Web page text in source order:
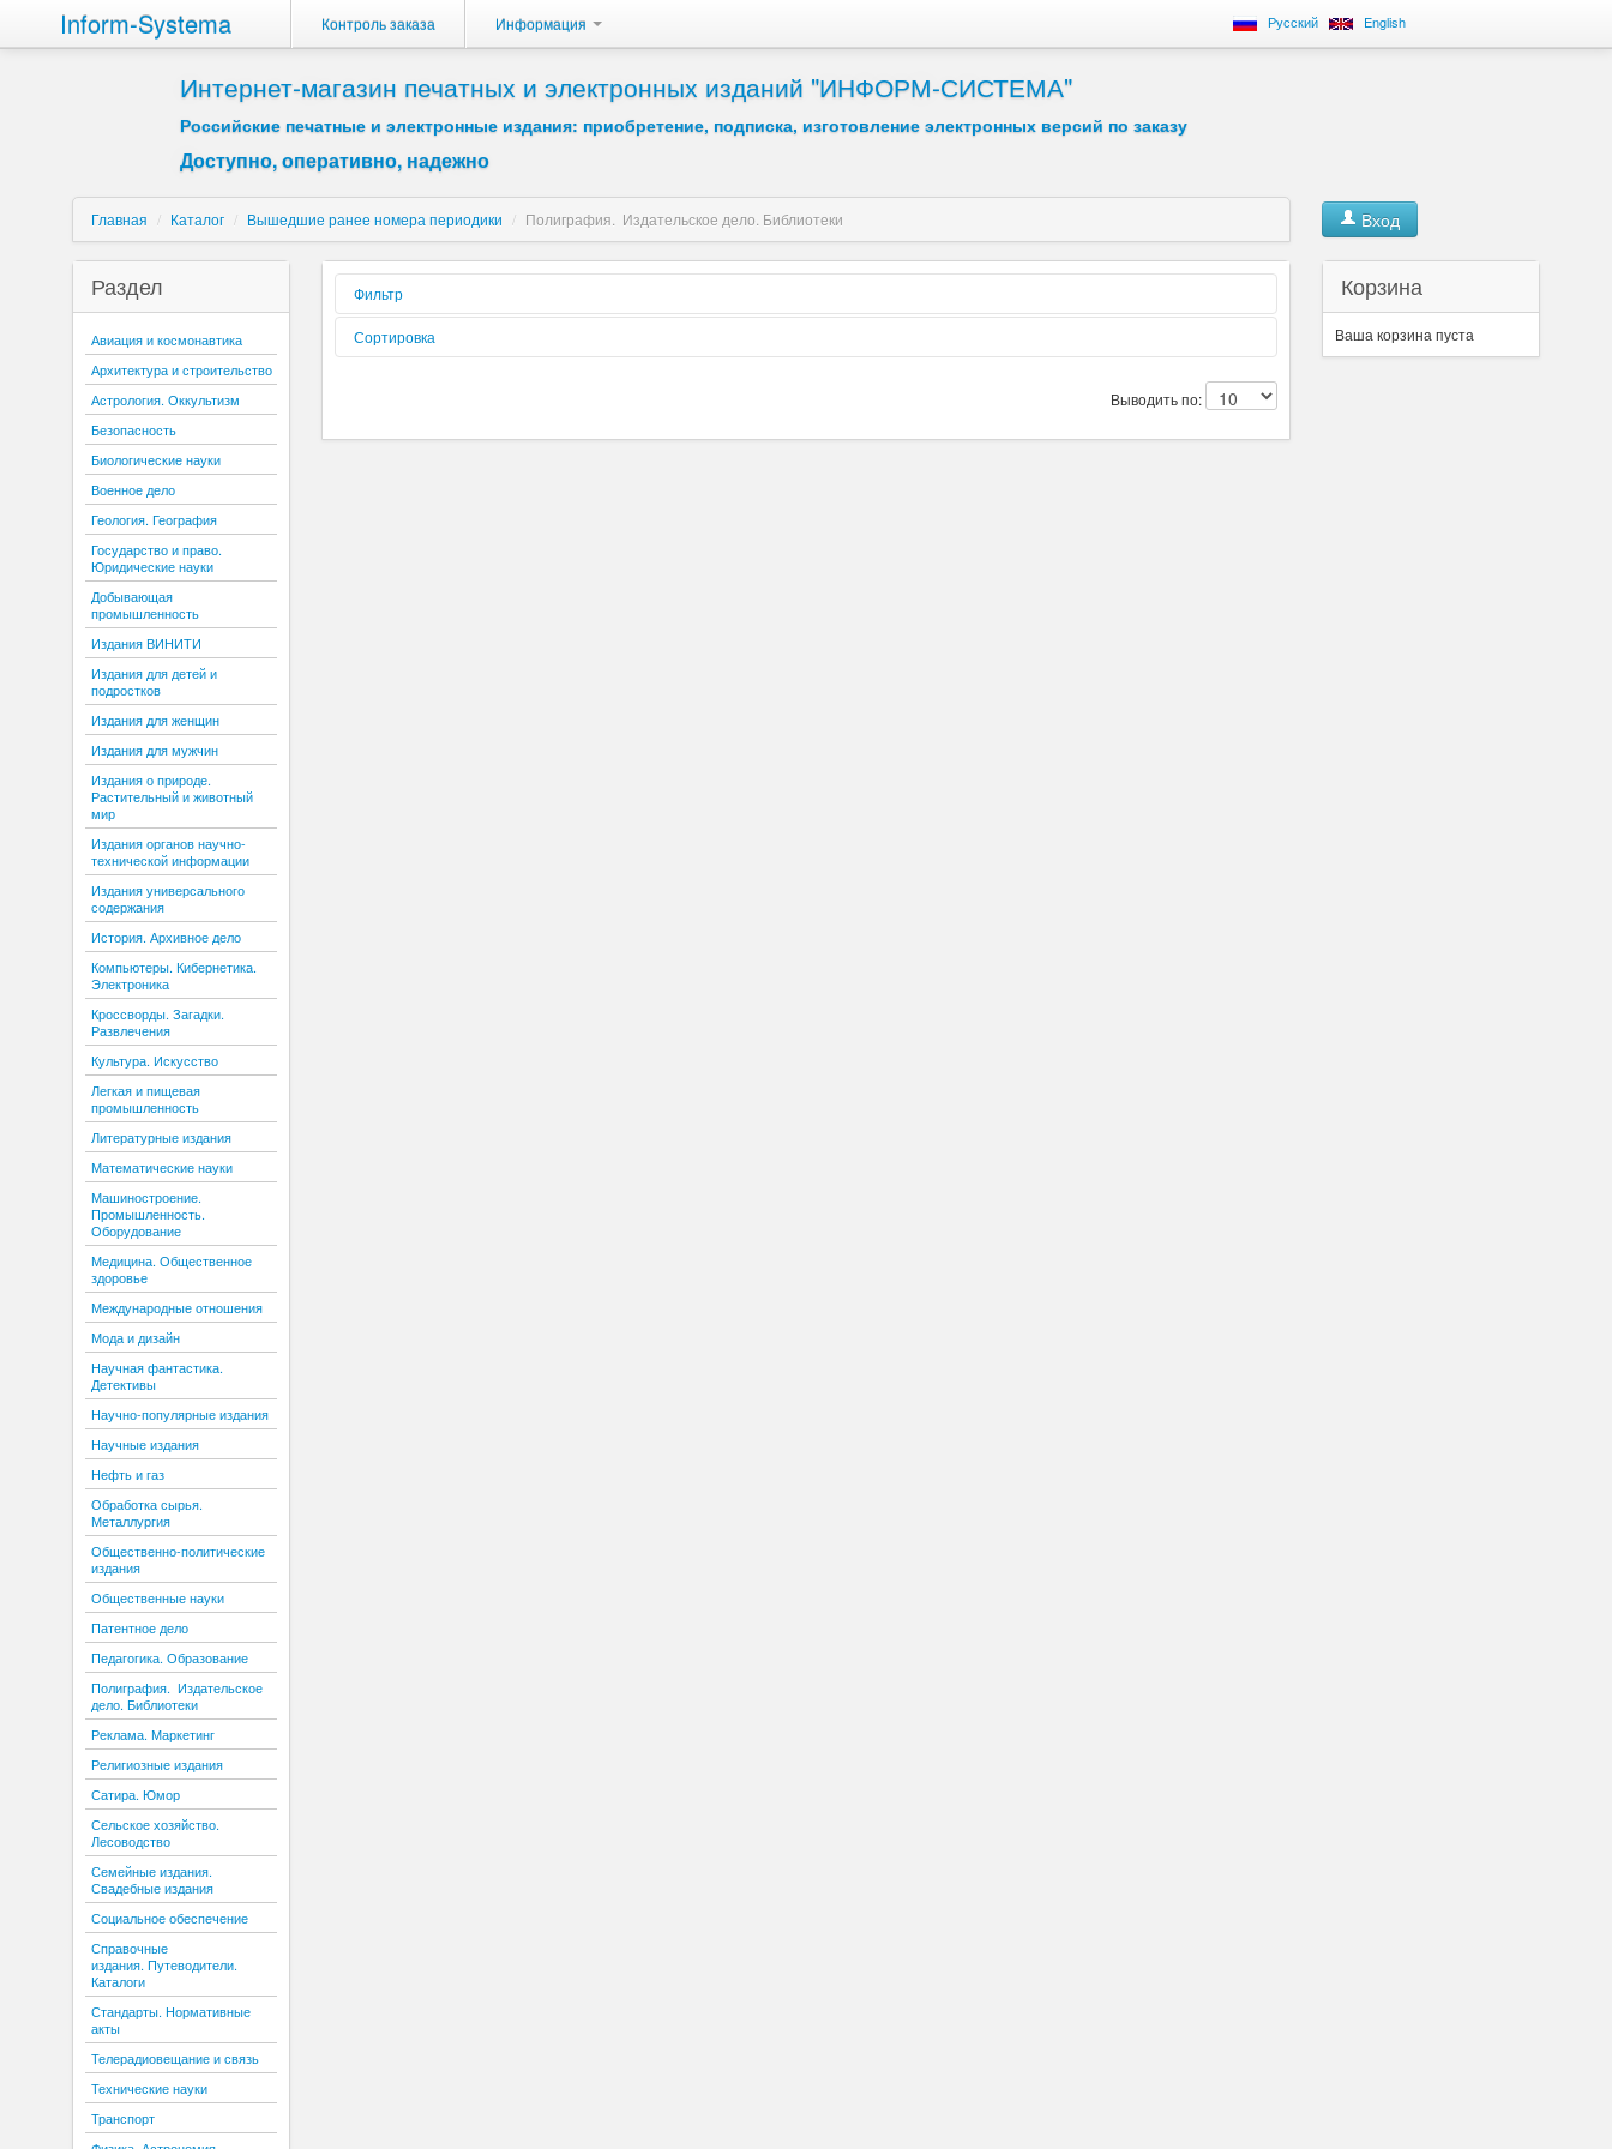
Inform-Systema Контроль заказа Информация Русский English
Интернет-магазин печатных и электронных изданий "ИНФОРМ-СИСТЕМА"
Российские печатные и электронные издания: приобретение, подписка, изготовление электронных версий по заказу
Доступно, оперативно, надежно
Главная / Каталог / Вышедшие ранее номера периодики / Полиграфия. Издательское дело. Библиотеки Вход
Раздел
Авиация и космонавтика
Архитектура и строительство
Астрология. Оккультизм
Безопасность
Биологические науки
Военное дело
Геология. География
Государство и право.
Юридические науки
Добывающая
промышленность
Издания ВИНИТИ
Издания для детей и
подростков
Издания для женщин
Издания для мужчин
Издания о природе.
Растительный и животный
мир
Издания органов научно-
технической информации
Издания универсального
содержания
История. Архивное дело
Компьютеры. Кибернетика.
Электроника
Кроссворды. Загадки.
Развлечения
Культура. Искусство
Легкая и пищевая
промышленность
Литературные издания
Математические науки
Машиностроение.
Промышленность.
Оборудование
Медицина. Общественное
здоровье
Международные отношения
Мода и дизайн
Научная фантастика.
Детективы
Научно-популярные издания
Научные издания
Нефть и газ
Обработка сырья.
Металлургия
Общественно-политические
издания
Общественные науки
Патентное дело
Педагогика. Образование
Полиграфия. Издательское
дело. Библиотеки
Реклама. Маркетинг
Религиозные издания
Сатира. Юмор
Сельское хозяйство.
Лесоводство
Семейные издания.
Свадебные издания
Социальное обеспечение
Справочные
издания. Путеводители.
Каталоги
Стандарты. Нормативные
акты
Телерадиовещание и связь
Технические науки
Транспорт
Фильтр
Форма реализации:
Сортировка
Выводить по:
Корзина
Ваша корзина пуста